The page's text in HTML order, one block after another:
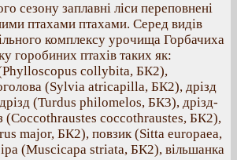
сезону заплавні ліси переповнені
птахами птахами. Серед видів
комплексу урочища Горбачиха
горобиних птахів таких як:
(Phylloscopus collybita, БК2),
(Sylvia atricapilla, БК2), дрізд
(Turdus philomelos, БК3), дрізд-
(Coccothraustes coccothraustes, БК2),
major, БК2), повзик (Sitta europaea,
(Muscicapa striata, БК2), вільшанка